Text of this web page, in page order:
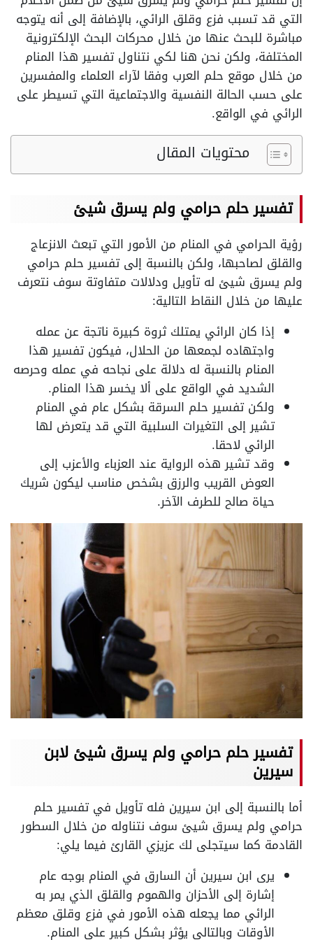
التي قد تسبب فزع وقلق الرائي، بالإضافة إلى أنه يتوجه
مباشرة للبحث عنها من خلال محركات البحث الإلكترونية
المختلفة، ولكن نحن هنا لكي نتناول تفسير هذا المنام
من خلال موقع حلم العرب وفقا لآراء العلماء والمفسرين
على حسب الحالة النفسية والاجتماعية التي تسيطر على
الرائي في الواقع.
محتويات المقال
تفسير حلم حرامي ولم يسرق شيئ
رؤية الحرامي في المنام من الأمور التي تبعث الانزعاج
والقلق لصاحبها، ولكن بالنسبة إلى تفسير حلم حرامي
ولم يسرق شيئ له تأويل ودلالات متفاوتة سوف نتعرف
عليها من خلال النقاط التالية:
إذا كان الرائي يمتلك ثروة كبيرة ناتجة عن عمله
واجتهاده لجمعها من الحلال، فيكون تفسير هذا
المنام بالنسبة له دلالة على نجاحه في عمله وحرصه
الشديد في الواقع على ألا يخسر هذا المنام.
ولكن تفسير حلم السرقة بشكل عام في المنام
تشير إلى التغيرات السلبية التي قد يتعرض لها
الرائي لاحقا.
وقد تشير هذه الرواية عند العزباء والأعزب إلى
العوض القريب والرزق بشخص مناسب ليكون شريك
حياة صالح للطرف الآخر.
تفسير حلم حرامي ولم يسرق شيئ لابن
سيرين
أما بالنسبة إلى ابن سيرين فله تأويل في تفسير حلم
حرامي ولم يسرق شيئ سوف نتناوله من خلال السطور
القادمة كما سيتجلى لك عزيزي القارئ فيما يلي:
يرى ابن سيرين أن السارق في المنام بوجه عام
إشارة إلى الأحزان والهموم والقلق الذي يمر به
الرائي مما يجعله هذه الأمور في فزع وقلق معظم
الأوقات وبالتالي يؤثر بشكل كبير على المنام.